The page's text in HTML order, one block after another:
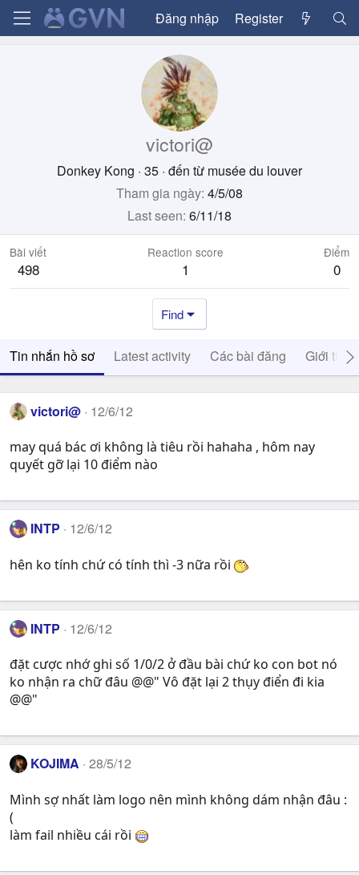
Đăng nhập Register
victori@
Donkey Kong · 35 · đến từ musée du louver
Tham gia ngày 4/5/08
Last seen 6/11/18
Bài viết
498
Reaction score
1
Điểm
0
Find
Tin nhắn hồ sơ Latest activity Các bài đăng Giới thiệu
victori@ 12/6/12
may quá bác ơi không là tiêu rồi hahaha , hôm nay
quyết gỡ lại 10 điểm nào
INTP 12/6/12
hên ko tính chứ có tính thì -3 nữa rồi
INTP 12/6/12
đặt cược nhớ ghi số 1/0/2 ở đầu bài chứ ko con bot nó
ko nhận ra chữ đâu @@" Vô đặt lại 2 thụy điển đi kia
@@"
KOJIMA 28/5/12
Mình sợ nhất làm logo nên mình không dám nhận đâu :
(
làm fail nhiều cái rồi